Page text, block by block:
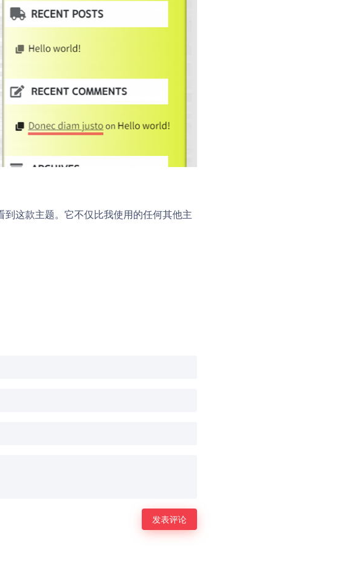
这款主题。它不仅比我使用的任何其他主